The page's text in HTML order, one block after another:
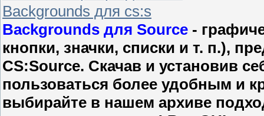
Backgrounds для cs:s
Backgrounds для Source -
кнопки, значки, списки и т. п.),
CS:Source. Скачав и установив
пользоваться более удобным и
выбирайте в нашем архиве